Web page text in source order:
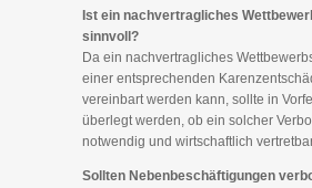
Ist ein nachvertragliches
sinnvoll?
Da ein nachvertragliches
einer entsprechenden
vereinbart werden kann, sollte in
überlegt werden, ob ein solcher
notwendig und wirtschaftlich
Sollten Nebenbeschäftigungen